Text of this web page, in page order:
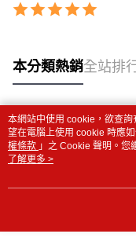
本分類熱銷全站排
熱門標籤
本網站中使用 cookie，欲查
望在電腦上使用 cookie 時應
權條款 」之 Cookie 聲明。您
用條款之 Cookie 聲明使用
了解更多 >